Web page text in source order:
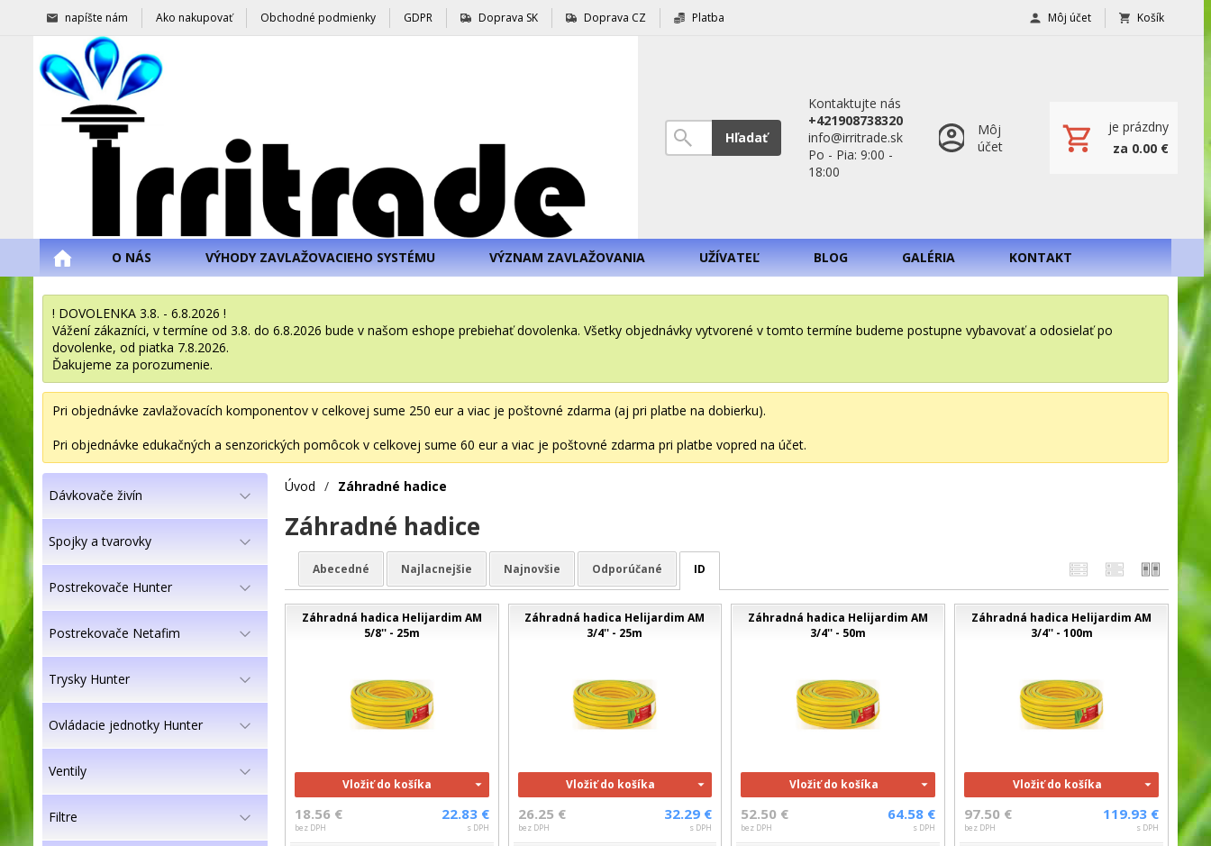
napíšte nám Ako nakupovať Obchodné podmienky GDPR Doprava SK Doprava CZ Platba Môj účet Košík
Hľadať
Kontaktujte nás
+421908738320
info@irritrade.sk
Po - Pia: 9:00 -
18:00
Môj
účet
je prázdny
za 0.00 €
O NÁS VÝHODY ZAVLAŽOVACIEHO SYSTÉMU VÝZNAM ZAVLAŽOVANIA UŽÍVATEĽ BLOG GALÉRIA KONTAKT
! DOVOLENKA 3.8. - 6.8.2026 !
Vážení zákazníci, v termíne od 3.8. do 6.8.2026 bude v našom eshope prebiehať dovolenka. Všetky objednávky vytvorené v tomto termíne budeme postupne vybavovať a odosielať po
dovolenke, od piatka 7.8.2026.
Ďakujeme za porozumenie.
Pri objednávke zavlažovacích komponentov v celkovej sume 250 eur a viac je poštovné zdarma (aj pri platbe na dobierku).
Pri objednávke edukačných a senzorických pomôcok v celkovej sume 60 eur a viac je poštovné zdarma pri platbe vopred na účet.
Dávkovače živín
Spojky a tvarovky
Postrekovače Hunter
Postrekovače Netafim
Trysky Hunter
Ovládacie jednotky Hunter
Ventily
Filtre
Úvod / Záhradné hadice
Záhradné hadice
Abecedné Najlacnejšie Najnovšie Odporúčané ID
Záhradná hadica Helijardim AM
5/8'' - 25m
Vložiť do košíka
18.56 €
bez DPH
22.83 €
s DPH
Záhradná hadica Helijardim AM
3/4'' - 25m
Vložiť do košíka
26.25 €
bez DPH
32.29 €
s DPH
Záhradná hadica Helijardim AM
3/4'' - 50m
Vložiť do košíka
52.50 €
bez DPH
64.58 €
s DPH
Záhradná hadica Helijardim AM
3/4'' - 100m
Vložiť do košíka
97.50 €
bez DPH
119.93 €
s DPH